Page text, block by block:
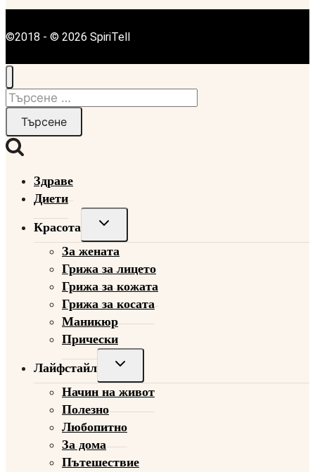
©2018 - © 2026 SpiriTell
Търсене
Здраве
Диети
Красота
Toggle
menu
За жената
Грижа за лицето
Грижа за кожата
Грижа за косата
Маникюр
Прически
Лайфстайл
Toggle
menu
Начин на живот
Полезно
Любопитно
За дома
Пътешествие